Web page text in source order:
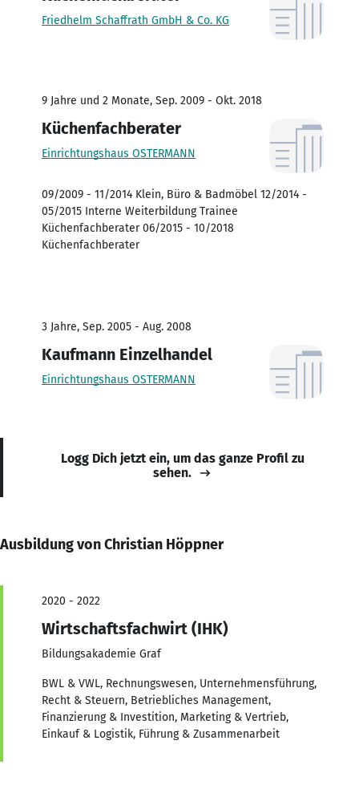
Friedhelm Schaffrath GmbH & Co. KG
9 Jahre und 2 Monate, Sep. 2009 - Okt. 2018
Küchenfachberater
Einrichtungshaus OSTERMANN
09/2009 - 11/2014 Klein, Büro & Badmöbel 12/2014 -
05/2015 Interne Weiterbildung Trainee
Küchenfachberater 06/2015 - 10/2018
Küchenfachberater
3 Jahre, Sep. 2005 - Aug. 2008
Kaufmann Einzelhandel
Einrichtungshaus OSTERMANN
Logg Dich jetzt ein, um das ganze Profil zu
sehen.
Ausbildung von Christian Höppner
2020 - 2022
Wirtschaftsfachwirt (IHK)
Bildungsakademie Graf
BWL & VWL, Rechnungswesen, Unternehmensführung,
Recht & Steuern, Betriebliches Management,
Finanzierung & Investition, Marketing & Vertrieb,
Einkauf & Logistik, Führung & Zusammenarbeit